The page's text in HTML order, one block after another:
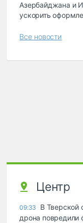
Азербайджана и
ускорить
Все новости
Центр
09:33
В Тверской
дрона повредили